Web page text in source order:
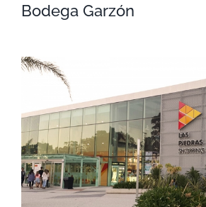
Bodega Garzón
Bodega Garzón